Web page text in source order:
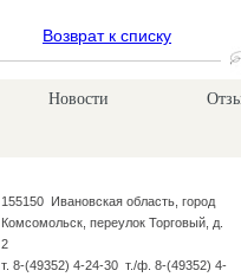
Возврат к списку
Новости
155150 Ивановская область, город
Комсомольск, переулок Торговый, д.
2
т. 8-(49352) 4-24-30 т./ф. 8-(49352) 4-